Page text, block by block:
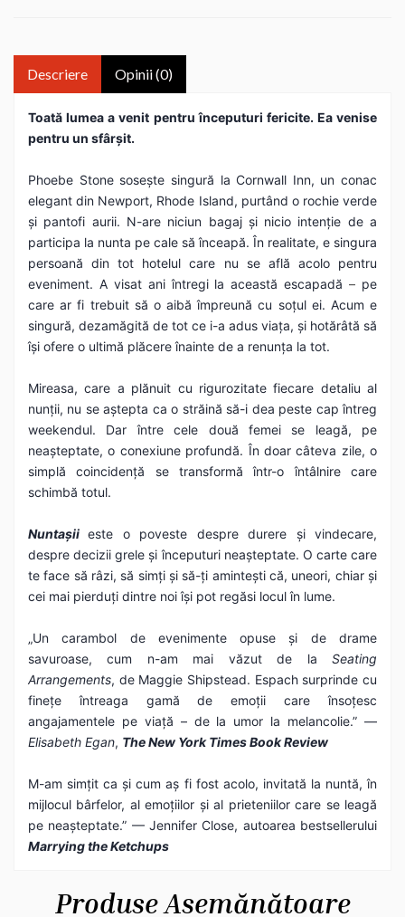
Descriere Opinii (0)
Toată lumea a venit pentru începuturi fericite. Ea venise
pentru un sfârșit.
Phoebe Stone sosește singură la Cornwall Inn, un conac
elegant din Newport, Rhode Island, purtând o rochie verde
și pantofi aurii. N-are niciun bagaj și nicio intenție de a
participa la nunta pe cale să înceapă. În realitate, e singura
persoană din tot hotelul care nu se află acolo pentru
eveniment. A visat ani întregi la această escapadă– pe
care ar fi trebuit să o aibă împreună cu soțul ei. Acum e
singură, dezamăgită de tot ce i-a adus viața, și hotărâtă să
își ofere o ultimă plăcere înainte de a renunța la tot.
Mireasa, care a plănuit cu rigurozitate fiecare detaliu al
nunții, nu se aștepta ca o străină să-i dea peste cap întreg
weekendul. Dar între cele două femei se leagă, pe
neașteptate, o conexiune profundă. În doar câteva zile, o
simplă coincidență se transformă într-o întâlnire care
schimbă totul.
Nuntașii este o poveste despre durere și vindecare,
despre decizii grele și începuturi neașteptate. O carte care
te face să râzi, să simți și să-ți amintești că, uneori, chiar și
cei mai pierduți dintre noi își pot regăsi locul în lume.
„Un carambol de evenimente opuse și de drame
savuroase, cum n-am mai văzut de la Seating
Arrangements, de Maggie Shipstead. Espach surprinde cu
finețe întreaga gamă de emoții care însoțesc
angajamentele pe viață – de la umor la melancolie.” —
Elisabeth Egan, The New York Times Book Review
M-am simțit ca și cum aș fi fost acolo, invitată la nuntă, în
mijlocul bârfelor, al emoțiilor și al prieteniilor care se leagă
pe neașteptate.” — Jennifer Close, autoarea bestsellerului
Marrying the Ketchups
Produse Asemănătoare